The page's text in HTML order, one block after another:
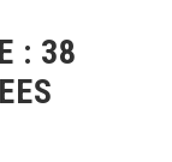
: 38